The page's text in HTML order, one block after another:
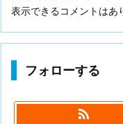
表示できるコメントはあ
フォローする
